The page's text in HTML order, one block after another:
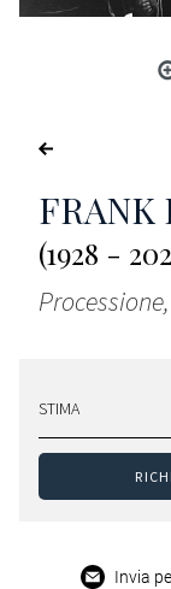
FRANK
(1928 -
STIMA
Invia